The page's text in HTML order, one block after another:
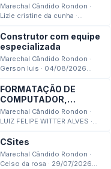
Marechal Cândido Rondon ·
Lizie cristine da cunha ·
Construtor com equipe
especializada
Marechal Cândido Rondon ·
Gerson luis · 04/08/2026
FORMATAÇÃO DE
COMPUTADOR,
MONTAGEM,
MANUTENÇÃO
Marechal Cândido Rondon ·
LUIZ FELIPE WITTER ALVES ·
CSites
Marechal Cândido Rondon ·
Celso da rosa · 29/07/2026